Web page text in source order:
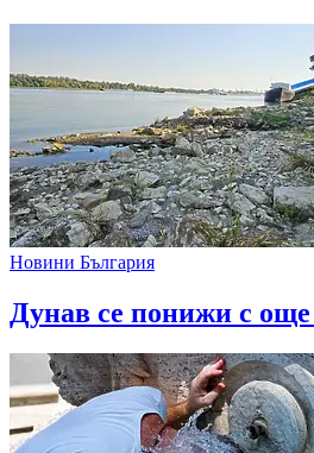
Новини България
Дунав се понижи с още